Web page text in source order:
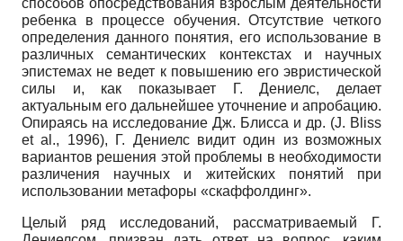
ребенка в процессе обучения. Отсутствие четкого
определения данного понятия, его использование в
различных семантических контекстах и научных
эпистемах не ведет к повышению его эвристической
силы и, как показывает Г. Дениелс, делает
актуальным его дальнейшее уточнение и апробацию.
Опираясь на исследование Дж. Блисса и др. (J. Bliss
et al., 1996), Г. Дениелс видит один из возможных
вариантов решения этой проблемы в необходимости
различения научных и житейских понятий при
использовании метафоры «скаффолдинг».
Целый ряд исследований, рассматриваемый Г.